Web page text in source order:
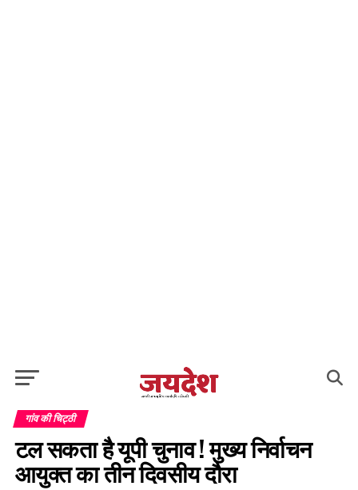
गांव की चिट्ठी
टल सकता है यूपी चुनाव ! मुख्य निर्वाचन
आयुक्त का तीन दिवसीय दौरा